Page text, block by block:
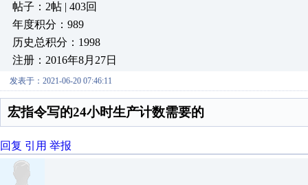
帖子：2帖 | 403回
年度积分：989
历史总积分：1998
注册：2016年8月27日
发表于：2021-06-20 07:46:11
宏指令写的24小时生产计数需要的
回复 引用 举报